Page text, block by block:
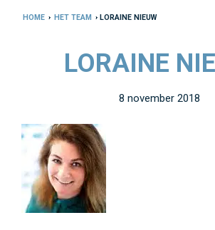
HOME › HET TEAM › LORAINE NIEUW
LORAINE
8 november 2018